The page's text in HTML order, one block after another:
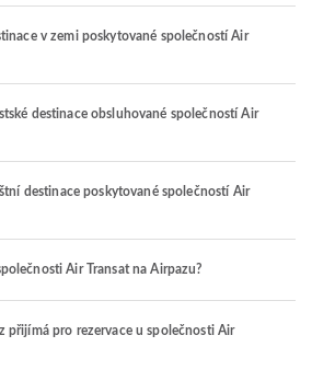
v zemi poskytované společností Air
destinace obsluhované společností Air
destinace poskytované společností Air
Air Transat na Airpazu?
přijímá pro rezervace u společnosti Air